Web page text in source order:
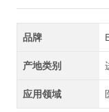
品牌
产地类别
应用领域